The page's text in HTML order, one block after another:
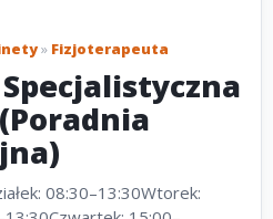
» Fizjoterapeuta
08:30–13:30Wtorek: